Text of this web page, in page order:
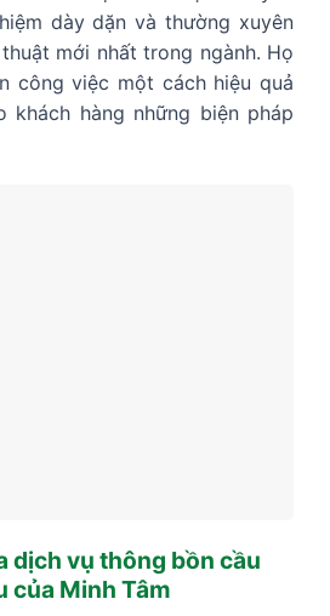
dày dặn và thường xuyên
mới nhất trong ngành. Họ
công việc một cách hiệu quả
khách hàng những biện pháp
dịch vụ thông bồn cầu
của Minh Tâm